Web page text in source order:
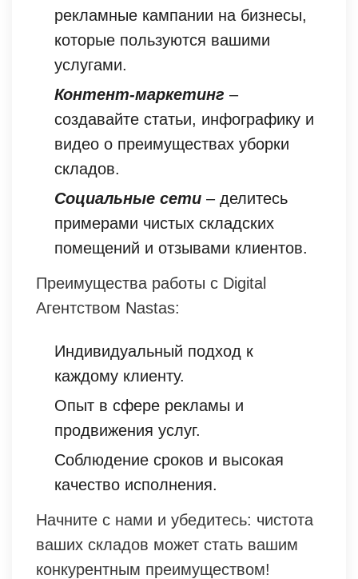
рекламные кампании на бизнесы,
которые пользуются вашими
услугами.
Контент-маркетинг –
создавайте статьи, инфографику и
видео о преимуществах уборки
складов.
Социальные сети – делитесь
примерами чистых складских
помещений и отзывами клиентов.
Преимущества работы с Digital
Агентством Nastas:
Индивидуальный подход к
каждому клиенту.
Опыт в сфере рекламы и
продвижения услуг.
Соблюдение сроков и высокая
качество исполнения.
Начните с нами и убедитесь: чистота
ваших складов может стать вашим
конкурентным преимуществом!